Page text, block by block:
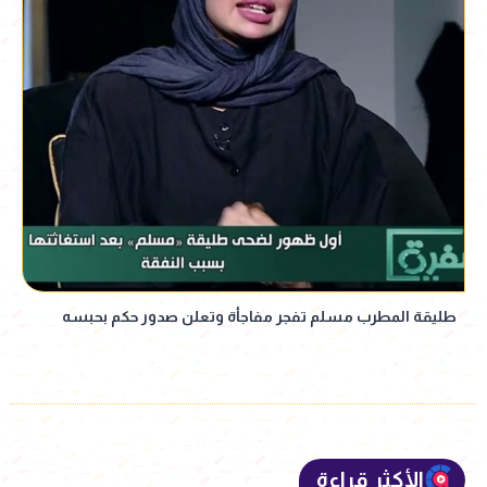
طليقة المطرب مسلم تفجر مفاجأة وتعلن صدور حكم بحبسه
الأكثر قراءة